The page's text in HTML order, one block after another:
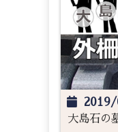
2019/
大島石の